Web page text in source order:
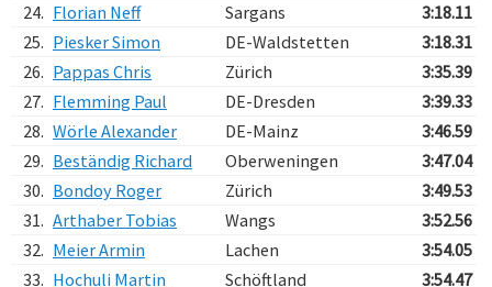
24. Florian Neff Sargans
3:18.11
25. Piesker Simon DE-Waldstetten
3:18.31
26. Pappas Chris Zürich
3:35.39
27. Flemming Paul DE-Dresden
3:39.33
28. Wörle Alexander DE-Mainz
3:46.59
29. Beständig Richard Oberweningen
3:47.04
30. Bondoy Roger Zürich
3:49.53
31. Arthaber Tobias Wangs
3:52.56
32. Meier Armin Lachen
3:54.05
33. Hochuli Martin Schöftland 3:54.47